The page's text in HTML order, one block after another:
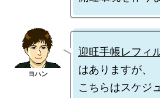
迎旺手帳レフィ
はありますが、
こちらはスケジ